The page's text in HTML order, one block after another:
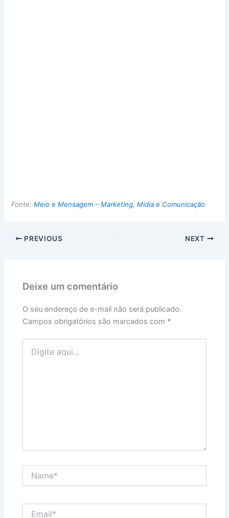
Fonte:Meio e Mensagem – Marketing, Mídia e Comunicação
PREVIOUS NEXT
Deixe um comentário
O seu endereço de e-mail não será publicado.
Campos obrigatórios são marcados com *
Digite
aqui...